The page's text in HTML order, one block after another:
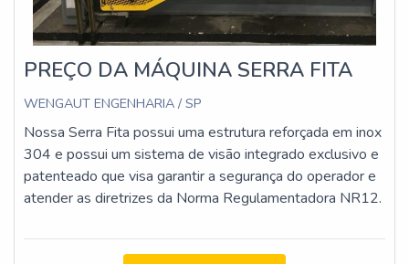
PREÇO DA MÁQUINA SERRA FITA
WENGAUT ENGENHARIA / SP
Nossa Serra Fita possui uma estrutura reforçada em inox
304 e possui um sistema de visão integrado exclusivo e
patenteado que visa garantir a segurança do operador e
atender as diretrizes da Norma Regulamentadora NR12.